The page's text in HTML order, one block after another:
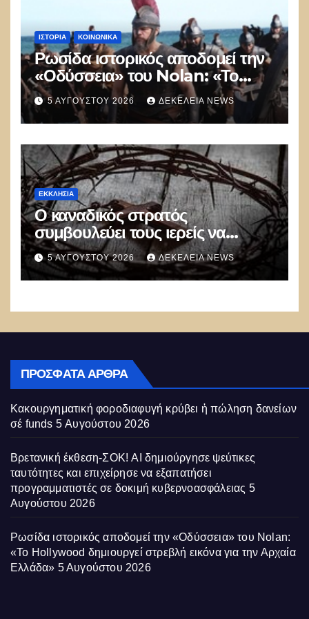
ΙΣΤΟΡΊΑ ΚΟΙΝΩΝΙΚΑ
Ρωσίδα ιστορικός αποδομεί την
«Οδύσσεια» του Nolan: «Το
Hollywood δημιουργεί στρεβλή
εικόνα για την Αρχαία Ελλάδα»
5 ΑΥΓΟΎΣΤΟΥ 2026 ΔΕΚΈΛΕΙΑ NEWS
ΕΚΚΛΗΣΊΑ
Ο καναδικός στρατός
συμβουλεύει τους ιερείς να
αποφεύγουν τις προσευχές και
τις αναφορές στον Θεό
5 ΑΥΓΟΎΣΤΟΥ 2026 ΔΕΚΈΛΕΙΑ NEWS
ΠΡΌΣΦΑΤΑ ΆΡΘΡΑ
Κακουργηματική φοροδιαφυγή κρύβει ἡ πώληση δανείων
σέ funds 5 Αυγούστου 2026
Βρετανική έκθεση-ΣΟΚ! AI δημιούργησε ψεύτικες
ταυτότητες και επιχείρησε να εξαπατήσει
προγραμματιστές σε δοκιμή κυβερνοασφάλειας 5
Αυγούστου 2026
Ρωσίδα ιστορικός αποδομεί την «Οδύσσεια» του Nolan:
«Το Hollywood δημιουργεί στρεβλή εικόνα για την Αρχαία
Ελλάδα» 5 Αυγούστου 2026